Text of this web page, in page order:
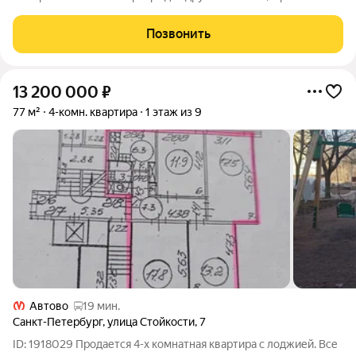
четырехкомнатная квартира, ориентированная на две стороны
света, максимальное естественное
Позвонить
13 200 000 ₽
77 м² 4-комн. квартира 1 этаж из 9
Автово
19 мин.
Санкт-Петербург,улица Стойкости,7
ID: 1918029 Продается 4-х комнатная квартира с лоджией. Все